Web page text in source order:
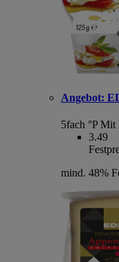
Angebot:
5fach °P Mit
3.49
mind. 48%